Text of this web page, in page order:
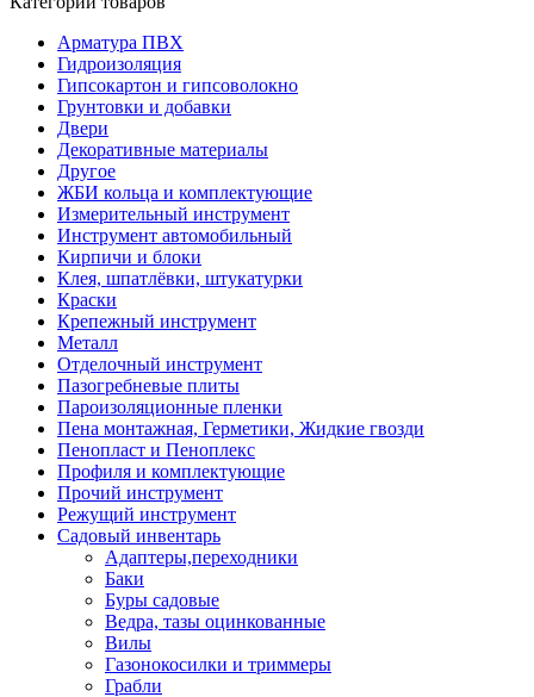
Арматура ПВХ
Гидроизоляция
Гипсокартон и гипсоволокно
Грунтовки и добавки
Двери
Декоративные материалы
Другое
ЖБИ кольца и комплектующие
Измерительный инструмент
Инструмент автомобильный
Кирпичи и блоки
Клея, шпатлёвки, штукатурки
Краски
Крепежный инструмент
Металл
Отделочный инструмент
Пазогребневые плиты
Пароизоляционные пленки
Пена монтажная, Герметики, Жидкие гвозди
Пенопласт и Пеноплекс
Профиля и комплектующие
Прочий инструмент
Режущий инструмент
Садовый инвентарь
Адаптеры,переходники
Баки
Буры садовые
Ведра, тазы оцинкованные
Вилы
Газонокосилки и триммеры
Грабли